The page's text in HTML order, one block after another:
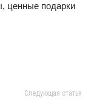
ценные подарки
Следующая статья